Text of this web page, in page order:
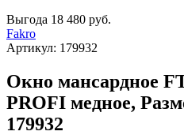
Выгода 18 480 руб.
Fakro
Артикул: 179932
Окно мансардное
PROFI медное,
179932